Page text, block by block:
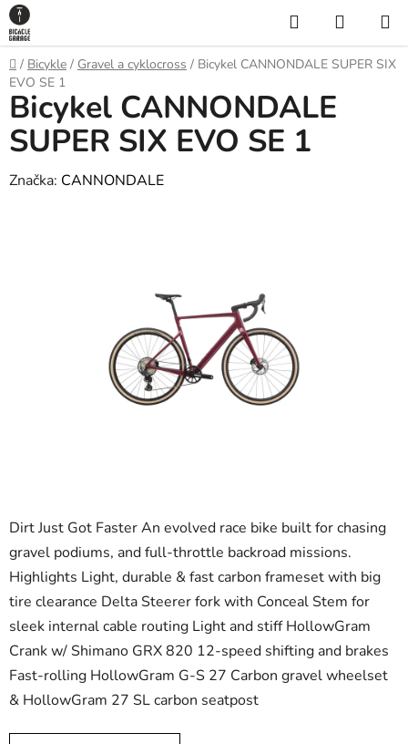
Prejsť
na
obsah
Hľadať
KOŠÍK
Domov
/ Bicykle / Gravel a cyklocross / Bicykel CANNONDALE SUPER SIX
EVO SE 1
Dirt Just Got Faster An evolved race bike built for chasing
gravel podiums, and full-throttle backroad missions.
Highlights Light, durable & fast carbon frameset with big
tire clearance Delta Steerer fork with Conceal Stem for
sleek internal cable routing Light and stiff HollowGram
Crank w/ Shimano GRX 820 12-speed shifting and brakes
Fast-rolling HollowGram G-S 27 Carbon gravel wheelset
& HollowGram 27 SL carbon seatpost
Bicykel CANNONDALE
SUPER SIX EVO SE 1
Značka: CANNONDALE